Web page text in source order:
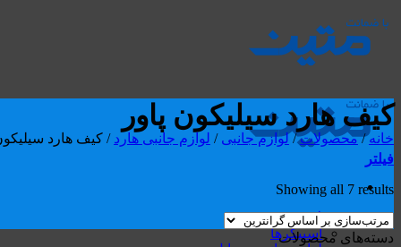
محصولات
اسپیکرها
کیف هارد سیلیکون پاور
خانه / محصولات / لوازم جانبی / لوازم جانبی هارد / کیف هارد
فیلتر
Showing all 7 results
دسته‌های محصولات